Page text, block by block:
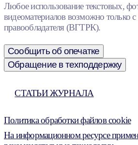
Любое использование текстовых,
видеоматериалов возможно только с
правообладателя (ВГТРК).
Сообщить об опечатке
Обращение в техподдержку
СТАТЬИ ЖУРНАЛА
Политика обработки файлов cookie
На информационном ресурсе